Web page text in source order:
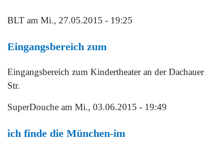
BLT am Mi., 27.05.2015 - 19:25
Eingangsbereich zum
Eingangsbereich zum Kindertheater an der Dachauer
Str.
SuperDouche am Mi., 03.06.2015 - 19:49
ich finde die München-im